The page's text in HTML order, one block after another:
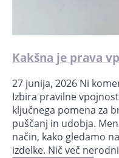
Kakšna je prava
27 junija, 2026 Ni
Izbira pravilne
ključnega pomena za
puščanj in udobja.
način, kako gledamo
izdelke. Nič več